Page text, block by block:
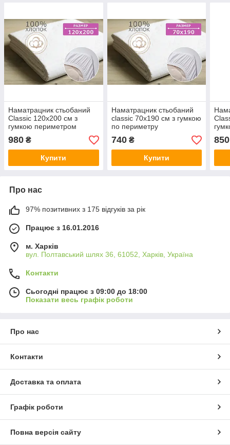
Наматрацник стьобаний
Classic 120х200 см з
гумкою периметром
980 ₴
Купити
Наматрацник стьобаний
сlassic 70х190 см з гумкою
по периметру
740₴
Купити
850
Про нас
97% позитивних з 175 відгуків за рік
Працює з 16.01.2016
м. Харків
вул. Полтавський шлях 36, 61052, Харків, Україна
Контакти
Сьогодні працює з 09:00 до 18:00
Показати весь графік роботи
Про нас
Контакти
Доставка та оплата
Графік роботи
Повна версія сайту